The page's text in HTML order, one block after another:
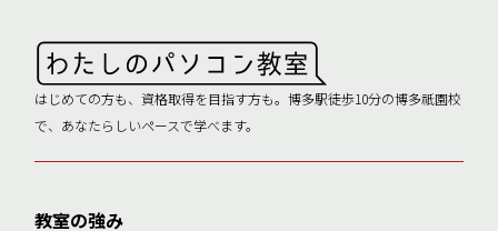
はじめての方も、資格取得を目指す方も。博多駅徒歩10分の博多祇園校
で、あなたらしいペースで学べます。
教室の強み